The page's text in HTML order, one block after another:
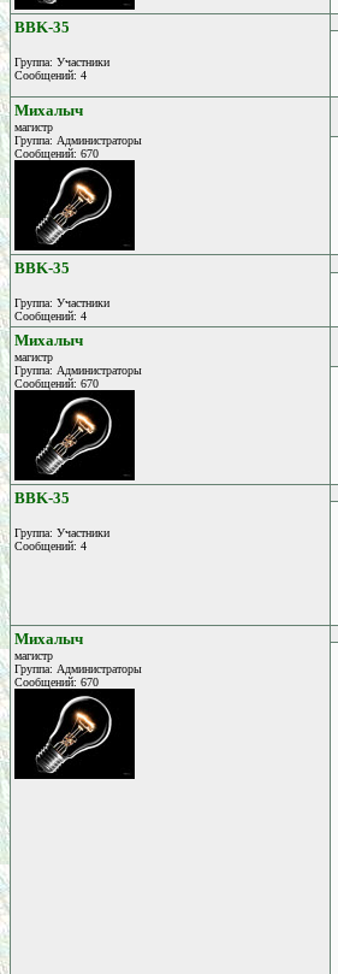
BBK-35
Группа: Участники
Сообщений: 4
Михалыч
магистр
Группа: Администраторы
Сообщений: 670
BBK-35
Группа: Участники
Сообщений: 4
Михалыч
магистр
Группа: Администраторы
Сообщений: 670
BBK-35
Группа: Участники
Сообщений: 4
Михалыч
магистр
Группа: Администраторы
Сообщений: 670